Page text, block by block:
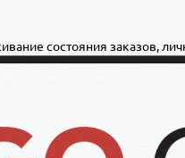
состояния заказов,